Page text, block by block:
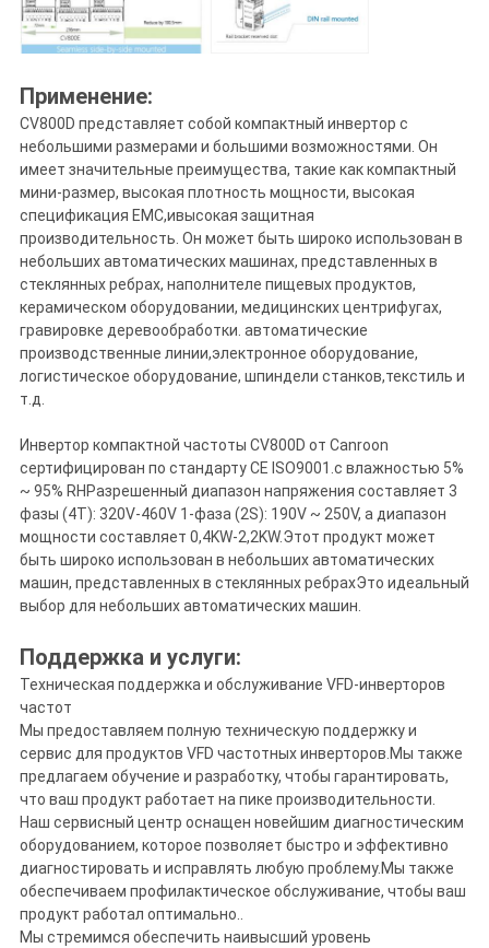
Применение:
CV800D представляет собой компактный инвертор с
небольшими размерами и большими возможностями. Он
имеет значительные преимущества, такие как компактный
мини-размер, высокая плотность мощности, высокая
спецификация EMC,ивысокая защитная
производительность. Он может быть широко использован в
небольших автоматических машинах, представленных в
стеклянных ребрах, наполнителе пищевых продуктов,
керамическом оборудовании, медицинских центрифугах,
гравировке деревообработки. автоматические
производственные линии,электронное оборудование,
логистическое оборудование, шпиндели станков,текстиль и
т.д.
Инвертор компактной частоты CV800D от Canroon
сертифицирован по стандарту CE ISO9001.с влажностью 5%
~ 95% RHРазрешенный диапазон напряжения составляет 3
фазы (4T): 320V-460V 1-фаза (2S): 190V ~ 250V, а диапазон
мощности составляет 0,4KW-2,2KW.Этот продукт может
быть широко использован в небольших автоматических
машин, представленных в стеклянных ребрахЭто идеальный
выбор для небольших автоматических машин.
Поддержка и услуги:
Техническая поддержка и обслуживание VFD-инверторов
частот
Мы предоставляем полную техническую поддержку и
сервис для продуктов VFD частотных инверторов.Мы также
предлагаем обучение и разработку, чтобы гарантировать,
что ваш продукт работает на пике производительности.
Наш сервисный центр оснащен новейшим диагностическим
оборудованием, которое позволяет быстро и эффективно
диагностировать и исправлять любую проблему.Мы также
обеспечиваем профилактическое обслуживание, чтобы ваш
продукт работал оптимально..
Мы стремимся обеспечить наивысший уровень